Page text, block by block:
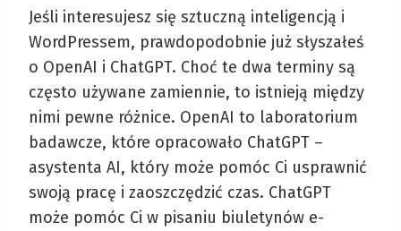
Jeśli interesujesz się sztuczną inteligencją i
WordPressem, prawdopodobnie już słyszałeś
o OpenAI i ChatGPT. Choć te dwa terminy są
często używane zamiennie, to istnieją między
nimi pewne różnice. OpenAI to laboratorium
badawcze, które opracowało ChatGPT –
asystenta AI, który może pomóc Ci usprawnić
swoją pracę i zaoszczędzić czas. ChatGPT
może pomóc Ci w pisaniu biuletynów e-